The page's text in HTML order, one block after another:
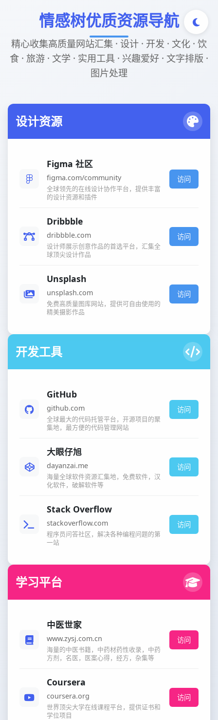
情感树优质资源导航
精心收集高质量网站汇集 · 设计 · 开发 · 文化 · 饮
食 · 旅游 · 文学 · 实用工具 · 兴趣爱好 · 文字排版 ·
图片处理
设计资源
Figma 社区
figma.com/community
全球领先的在线设计协作平台，提供丰富
的设计资源和插件
访问
Dribbble
dribbble.com
设计师展示创意作品的首选平台，汇集全
球顶尖设计作品
访问
Unsplash
unsplash.com
免费高质量图库网站，提供可自由使用的
精美摄影作品
访问
开发工具
GitHub
github.com
全球最大的代码托管平台，开源项目的聚
集地，最方便的代码管理网站
访问
大眼仔旭
dayanzai.me
海量全球软件资源汇集地，免费软件，汉
化软件，破解软件等
访问
Stack Overflow
stackoverflow.com
程序员问答社区，解决各种编程问题的第
一站
访问
学习平台
中医世家
www.zysj.com.cn
海量的中医书籍，中药材药性收录，中药
方剂，名医，医案心得，经方，杂集等
访问
Coursera
coursera.org
世界顶尖大学在线课程平台，提供证书和
学位项目
访问